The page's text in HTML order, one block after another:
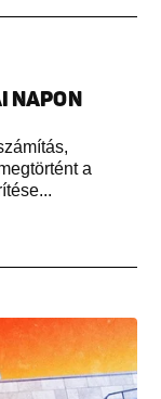
NAPON
a